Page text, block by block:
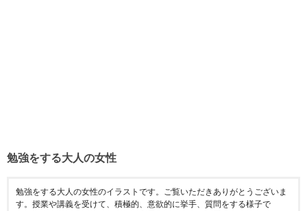
勉強をする大人の女性
勉強をする大人の女性のイラストです。ご覧いただきありがとうございま
す。授業や講義を受けて、積極的、意欲的に挙手、質問をする様子で